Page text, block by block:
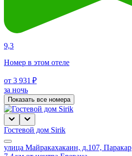
9,3
Номер в этом отеле
от 3 931 ₽
за ночь
Показать все номера
Гостевой дом Sirik
улица Майракахакаин, д.107, Паракар